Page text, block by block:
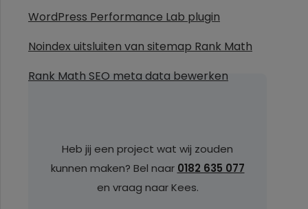
WordPress Performance Lab plugin
Noindex uitsluiten van sitemap Rank Math
Rank Math SEO meta data bewerken
Heb jij een project wat wij zouden
kunnen maken? Bel naar 0182 635 077
en vraag naar Kees.